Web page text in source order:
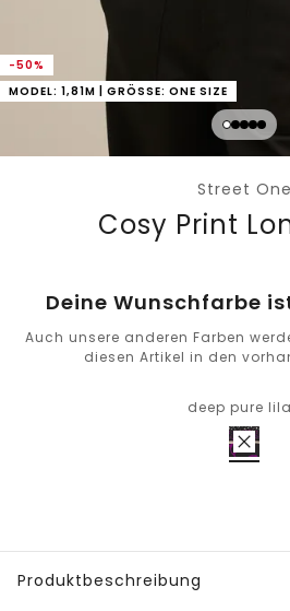
-50%
MODEL: 1,81M | GRÖSSE: ONE SIZE
Street One
Cosy Print
Deine Wunschfarbe
Auch unsere anderen Farben
diesen Artikel in den
deep pure
Produktbeschreibung